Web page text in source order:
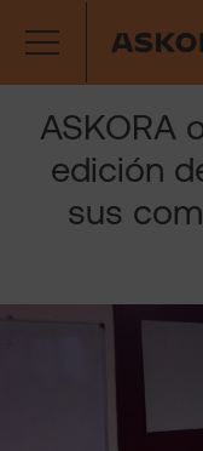
contenido
ASKORA
edición
sus